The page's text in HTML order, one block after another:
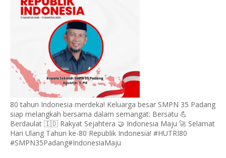
80 tahun Indonesia merdeka! Keluarga besar SMPN 35 Padang
siap melangkah bersama dalam semangat: Bersatu 💪
Berdaulat 🇮🇩 Rakyat Sejahtera 🤝 Indonesia Maju 🚀 Selamat
Hari Ulang Tahun ke-80 Republik Indonesia! #HUTRI80
#SMPN35Padang#IndonesiaMaju